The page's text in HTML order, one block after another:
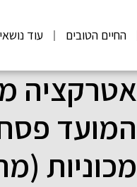
החיים הטובים עוד
אטרקציה
המועד
מכוניות